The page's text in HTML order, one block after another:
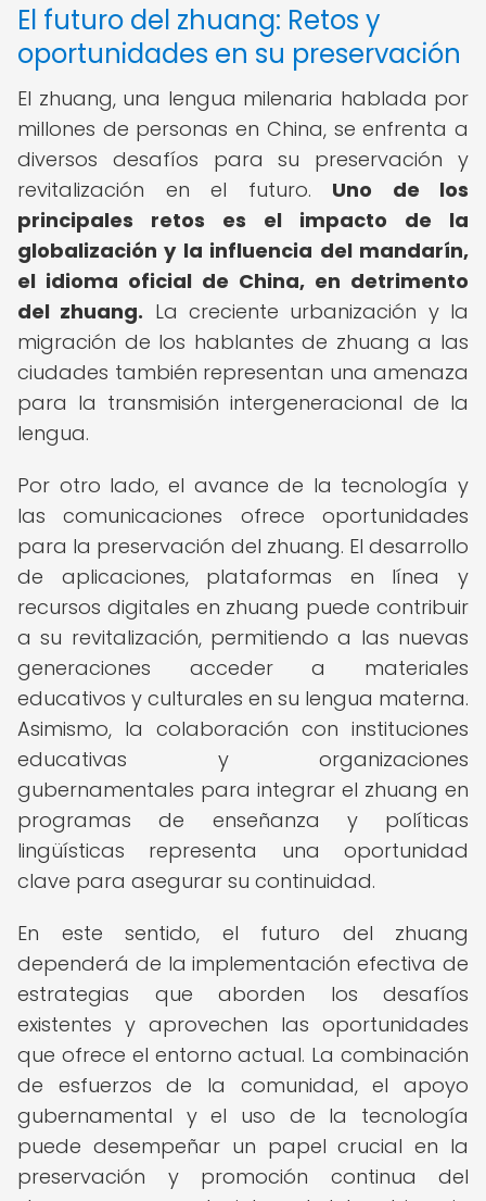
El futuro del zhuang: Retos y
oportunidades en su preservación
El zhuang, una lengua milenaria hablada por
millones de personas en China, se enfrenta a
diversos desafíos para su preservación y
revitalización en el futuro. Uno de los
principales retos es el impacto de la
globalización y la influencia del mandarín,
el idioma oficial de China, en detrimento
del zhuang. La creciente urbanización y la
migración de los hablantes de zhuang a las
ciudades también representan una amenaza
para la transmisión intergeneracional de la
lengua.
Por otro lado, el avance de la tecnología y
las comunicaciones ofrece oportunidades
para la preservación del zhuang. El desarrollo
de aplicaciones, plataformas en línea y
recursos digitales en zhuang puede contribuir
a su revitalización, permitiendo a las nuevas
generaciones acceder a materiales
educativos y culturales en su lengua materna.
Asimismo, la colaboración con instituciones
educativas y organizaciones
gubernamentales para integrar el zhuang en
programas de enseñanza y políticas
lingüísticas representa una oportunidad
clave para asegurar su continuidad.
En este sentido, el futuro del zhuang
dependerá de la implementación efectiva de
estrategias que aborden los desafíos
existentes y aprovechen las oportunidades
que ofrece el entorno actual. La combinación
de esfuerzos de la comunidad, el apoyo
gubernamental y el uso de la tecnología
puede desempeñar un papel crucial en la
preservación y promoción continua del